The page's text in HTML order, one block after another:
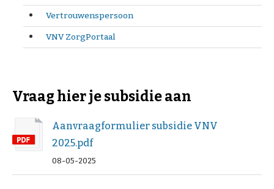
Vertrouwenspersoon
VNV ZorgPortaal
Vraag hier je subsidie aan
Aanvraagformulier subsidie VNV
2025.pdf
08-05-2025